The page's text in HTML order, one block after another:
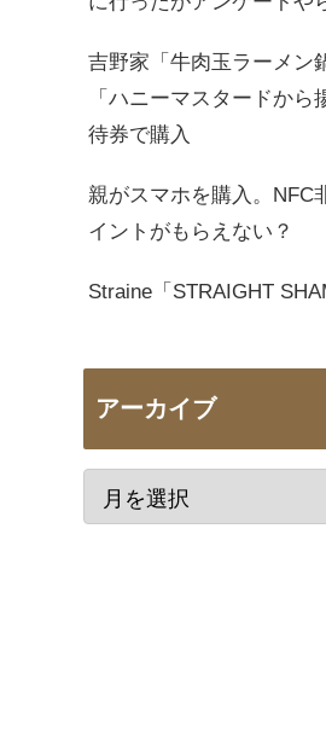
吉野家「牛肉玉ラーメン
「ハニーマスタードから
待券で購入
親がスマホを購入。NFC
イントがもらえない？
Straine「STRAIGHT
アーカイブ